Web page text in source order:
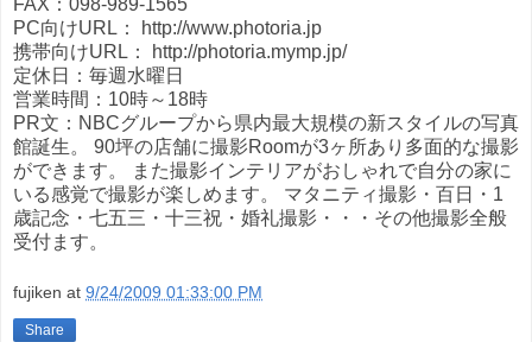
PC向けURL： http://www.photoria.jp
携帯向けURL： http://photoria.mymp.jp/
定休日：毎週水曜日
営業時間：10時～18時
PR文：NBCグループから県内最大規模の新スタイルの写真
館誕生。 90坪の店舗に撮影Roomが3ヶ所あり多面的な撮影
ができます。 また撮影インテリアがおしゃれで自分の家に
いる感覚で撮影が楽しめます。 マタニティ撮影・百日・1
歳記念・七五三・十三祝・婚礼撮影・・・その他撮影全般
受付ます。
fujiken at 9/24/2009 01:33:00 PM
Share